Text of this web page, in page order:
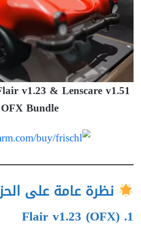
v1.23 & Lenscare v1.51
OFX Bundle
نظرة عامة على
1.
Flair v1.23 (OFX)